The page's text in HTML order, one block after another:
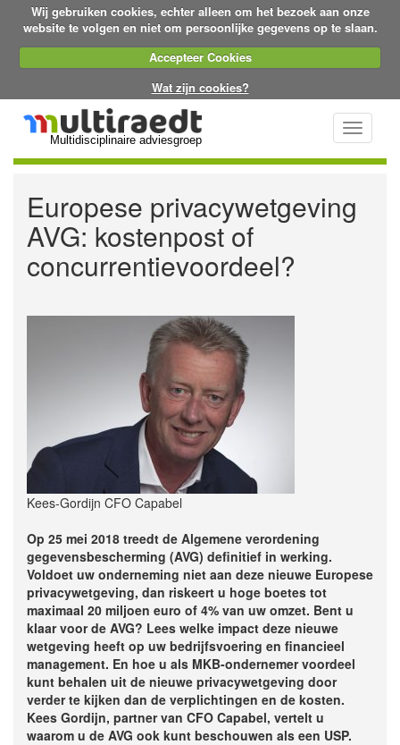
Wij gebruiken cookies, echter alleen om het bezoek aan onze
website te volgen en niet om persoonlijke gegevens op te slaan.
Accepteer Cookies
Wat zijn cookies?
Multidisciplinaire adviesgroep
Toggle
Europese privacywetgeving
AVG: kostenpost of
concurrentievoordeel?
Kees-Gordijn CFO Capabel
Op 25 mei 2018 treedt de Algemene verordening
gegevensbescherming (AVG) definitief in werking.
Voldoet uw onderneming niet aan deze nieuwe Europese
privacywetgeving, dan riskeert u hoge boetes tot
maximaal 20 miljoen euro of 4% van uw omzet. Bent u
klaar voor de AVG? Lees welke impact deze nieuwe
wetgeving heeft op uw bedrijfsvoering en financieel
management. En hoe u als MKB-ondernemer voordeel
kunt behalen uit de nieuwe privacywetgeving door
verder te kijken dan de verplichtingen en de kosten.
Kees Gordijn, partner van CFO Capabel, vertelt u
waarom u de AVG ook kunt beschouwen als een USP.